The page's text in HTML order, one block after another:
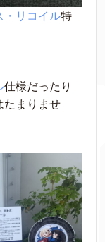
・リコイル特
仕様だったり
たまりませ